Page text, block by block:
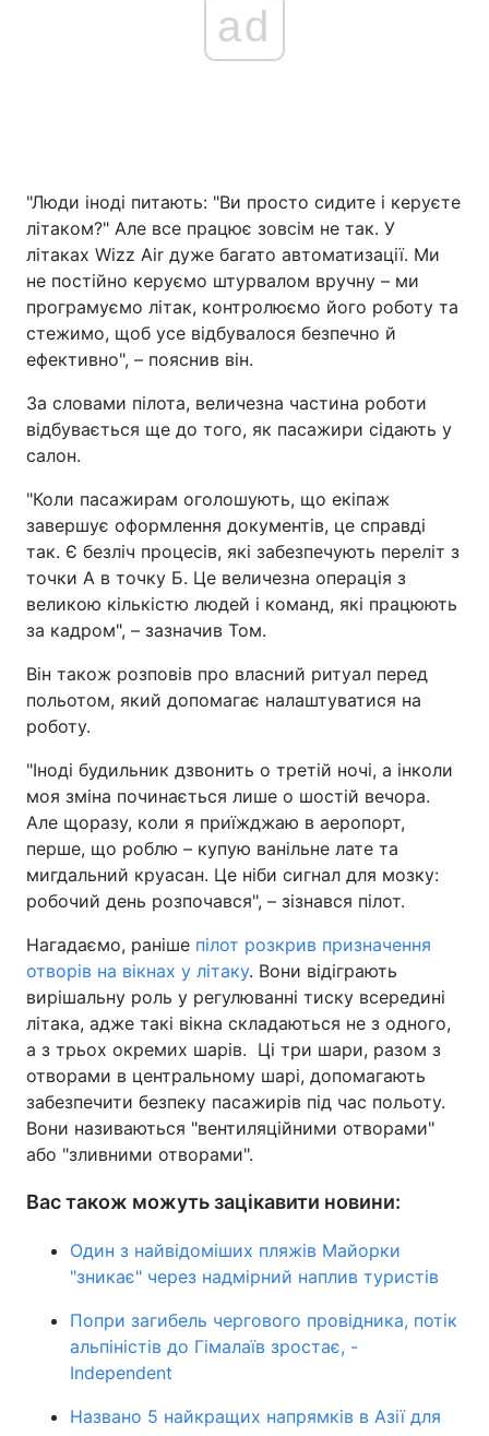
ad
"Люди іноді питають: "Ви просто сидите і керуєте
літаком?" Але все працює зовсім не так. У
літаках Wizz Air дуже багато автоматизації. Ми
не постійно керуємо штурвалом вручну – ми
програмуємо літак, контролюємо його роботу та
стежимо, щоб усе відбувалося безпечно й
ефективно", – пояснив він.
За словами пілота, величезна частина роботи
відбувається ще до того, як пасажири сідають у
салон.
"Коли пасажирам оголошують, що екіпаж
завершує оформлення документів, це справді
так. Є безліч процесів, які забезпечують переліт з
точки А в точку Б. Це величезна операція з
великою кількістю людей і команд, які працюють
за кадром", – зазначив Том.
Він також розповів про власний ритуал перед
польотом, який допомагає налаштуватися на
роботу.
"Іноді будильник дзвонить о третій ночі, а інколи
моя зміна починається лише о шостій вечора.
Але щоразу, коли я приїжджаю в аеропорт,
перше, що роблю – купую ванільне лате та
мигдальний круасан. Це ніби сигнал для мозку:
робочий день розпочався", – зізнався пілот.
Нагадаємо, раніше пілот розкрив призначення
отворів на вікнах у літаку. Вони відіграють
вирішальну роль у регулюванні тиску всередині
літака, адже такі вікна складаються не з одного,
а з трьох окремих шарів. Ці три шари, разом з
отворами в центральному шарі, допомагають
забезпечити безпеку пасажирів під час польоту.
Вони називаються "вентиляційними отворами"
або "зливними отворами".
Вас також можуть зацікавити новини:
Один з найвідоміших пляжів Майорки
"зникає" через надмірний наплив туристів
Попри загибель чергового провідника, потік
альпіністів до Гімалаїв зростає, -
Independent
Названо 5 найкращих напрямків в Азії для